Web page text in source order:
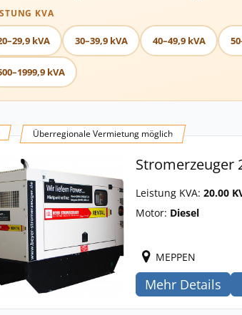
KVA
kVA 30–39,9 kVA 40–49,9 kVA
kVA
Überregionale Vermietung möglich
Stromerzeuger
Leistung KVA: 20.00
Motor: Diesel
MEPPEN
Mehr Details